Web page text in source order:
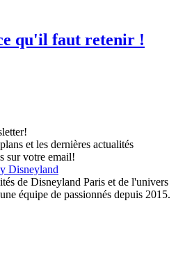
qu'il faut retenir !
et les dernières actualités
sur votre email!
de Disneyland Paris et de l'univers
équipe de passionnés depuis 2015.